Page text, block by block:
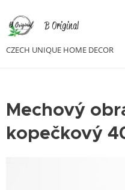
B Original
CZECH UNIQUE HOME DECOR
Mechový
kopečkový